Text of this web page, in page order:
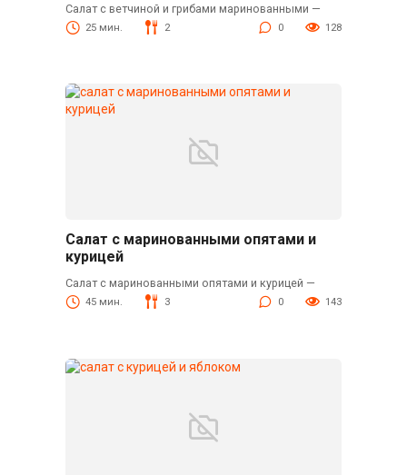
Салат с ветчиной и грибами маринованными —
25 мин. 2 0 128
Салат с маринованными опятами и
курицей
Салат с маринованными опятами и курицей —
45 мин. 3 0 143